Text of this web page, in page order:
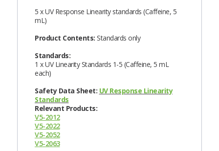
5 x UV Response Linearity standards (Caffeine, 5
mL)
Product Contents: Standards only
Standards:
1 x UV Linearity Standards 1-5 (Caffeine, 5 mL
each)
Safety Data Sheet: UV Response Linearity
Standards
Relevant Products:
V5-2012
V5-2022
V5-2052
V5-2063